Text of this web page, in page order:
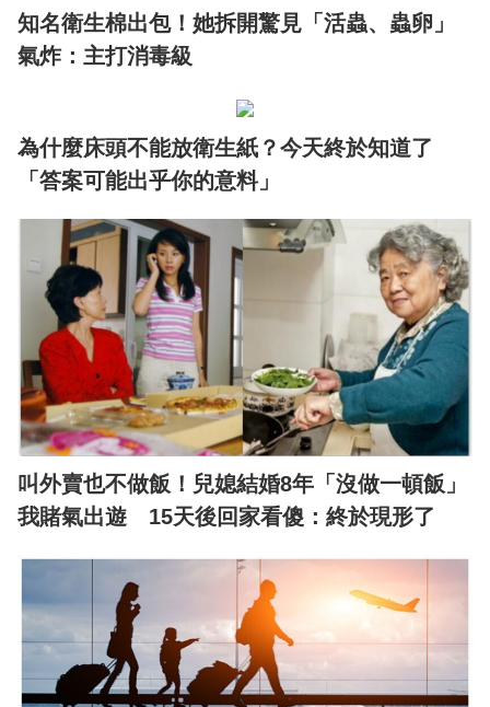
知名衛生棉出包！她拆開驚見「活蟲、蟲卵」
氣炸：主打消毒級
為什麼床頭不能放衛生紙？今天終於知道了
「答案可能出乎你的意料」
叫外賣也不做飯！兒媳結婚8年「沒做一頓飯」
我賭氣出遊 15天後回家看傻：終於現形了